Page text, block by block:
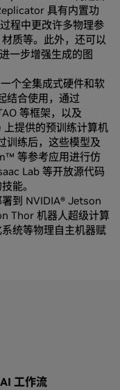
具有内置功
程中更改许多物理参
质等。此外，还可以
一步增强生成的图
个全集成式硬件和软
结合使用，通过
等框架，以及
上提供的预训练计算机
训练后，这些模型及
等参考应用进行仿
Lab 等开放源代码
能。
到 NVIDIA® Jetson
Thor 机器人超级计算
统等物理自主机器赋
工作流